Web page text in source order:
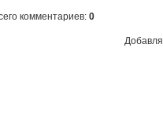
комментариев: 0